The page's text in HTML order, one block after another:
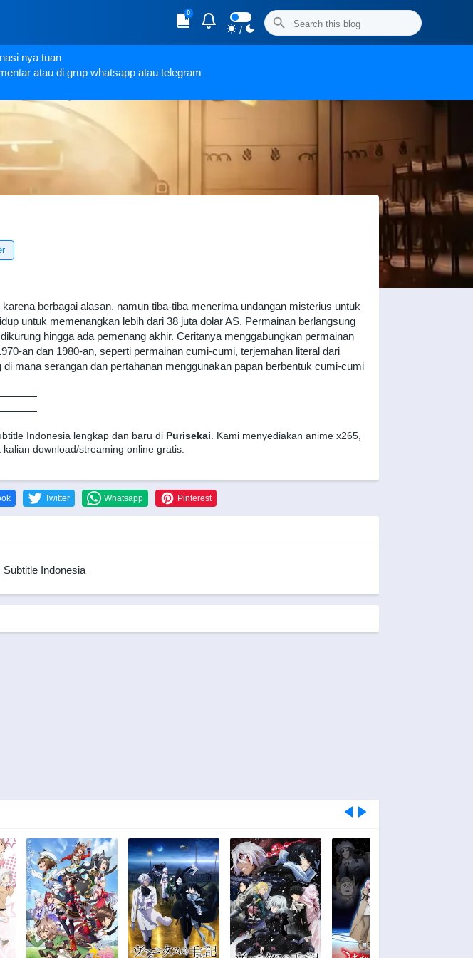
0
/
nya tuan
atau di grup whatsapp atau telegram
berbagai alasan, namun tiba-tiba menerima undangan misterius untuk
untuk memenangkan lebih dari 38 juta dolar AS. Permainan berlangsung
hingga ada pemenang akhir. Ceritanya menggabungkan permainan
an dan 1980-an, seperti permainan cumi-cumi, terjemahan literal dari
mana serangan dan pertahanan menggunakan papan berbentuk cumi-cumi
Indonesia lengkap dan baru di Purisekai. Kami menyediakan anime x265,
download/streaming online gratis.
Twitter Whatsapp Pinterest
Indonesia